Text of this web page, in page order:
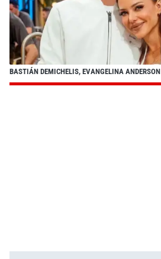
BASTIÁN DEMICHELIS, EVANGELINA ANDERSON